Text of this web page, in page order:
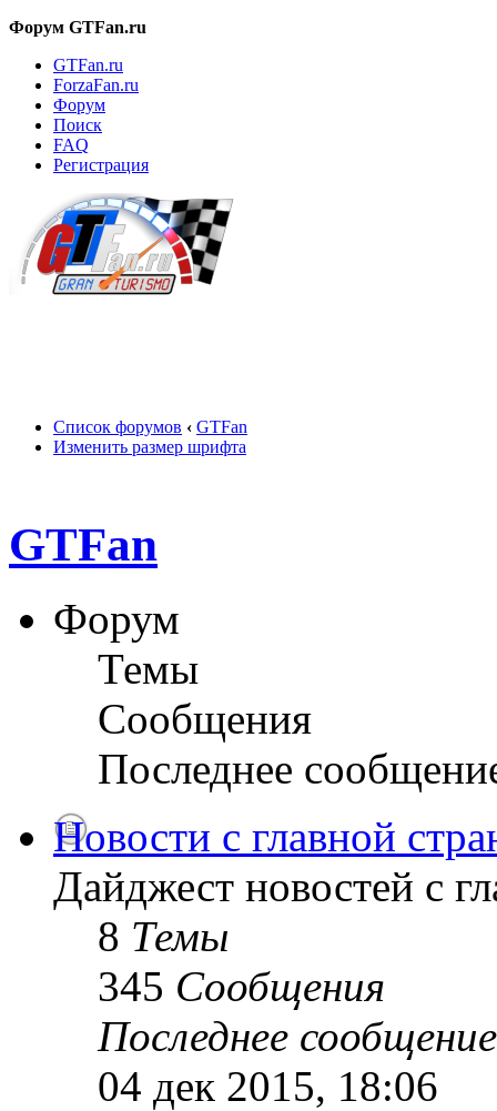
Форум GTFan.ru
GTFan.ru
ForzaFan.ru
Форум
Поиск
FAQ
Регистрация
Список форумов ‹ GTFan
Изменить размер шрифта
GTFan
Форум
Темы
Сообщения
Последнее
Новости с главной
Дайджест новостей с
8 Темы
345 Сообщения
Последнее сообщение
04 дек 2015, 18:06